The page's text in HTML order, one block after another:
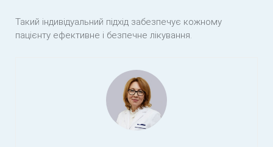
Такий індивідуальний підхід забезпечує кожному
пацієнту ефективне і безпечне лікування.